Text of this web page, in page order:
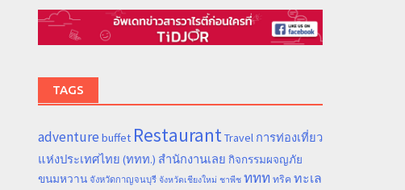
TAGS
adventure buffet RestaurantTravel การท่องเที่ยว
แห่งประเทศไทย (ททท.) สำนักงานเลย กิจกรรมผจญภัย
ขนมหวาน จังหวัดกาญจนบุรี จังหวัดเชียงใหม่ ชาพีช ททท ทริค ทะเล